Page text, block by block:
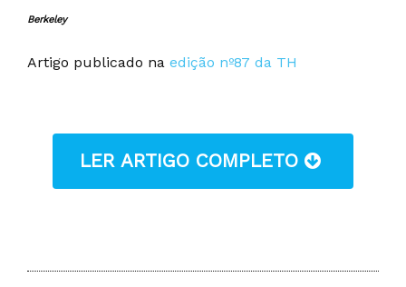
Berkeley
Artigo publicado na edição nº87 da TH
LER ARTIGO COMPLETO